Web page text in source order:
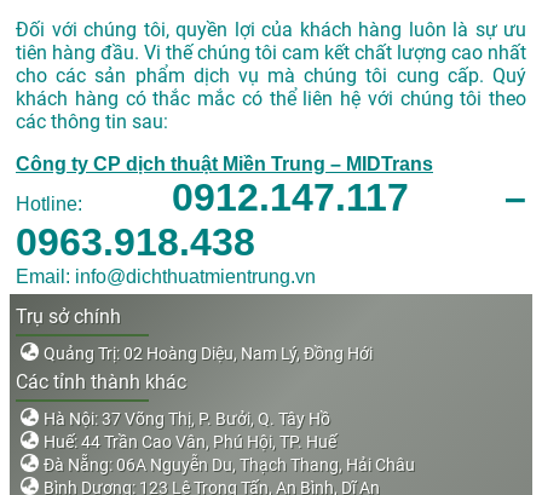
Đối với chúng tôi, quyền lợi của khách hàng luôn là sự ưu
tiên hàng đầu. Vi thế chúng tôi cam kết chất lượng cao nhất
cho các sản phẩm dịch vụ mà chúng tôi cung cấp. Quý
khách hàng có thắc mắc có thể liên hệ với chúng tôi theo
các thông tin sau:
Công ty CP dịch thuật Miền Trung – MIDTrans
Hotline: 0912.147.117 –
0963.918.438
Email: info@dichthuatmientrung.vn
Trụ sở chính
Quảng Trị: 02 Hoàng Diệu, Nam Lý, Đồng Hới
Các tỉnh thành khác
Hà Nội: 37 Võng Thị, P. Bưởi, Q. Tây Hồ
Huế: 44 Trần Cao Vân, Phú Hội, TP. Huế
Đà Nẵng: 06A Nguyễn Du, Thạch Thang, Hải Châu
Bình Dương: 123 Lê Trọng Tấn, An Bình, Dĩ An